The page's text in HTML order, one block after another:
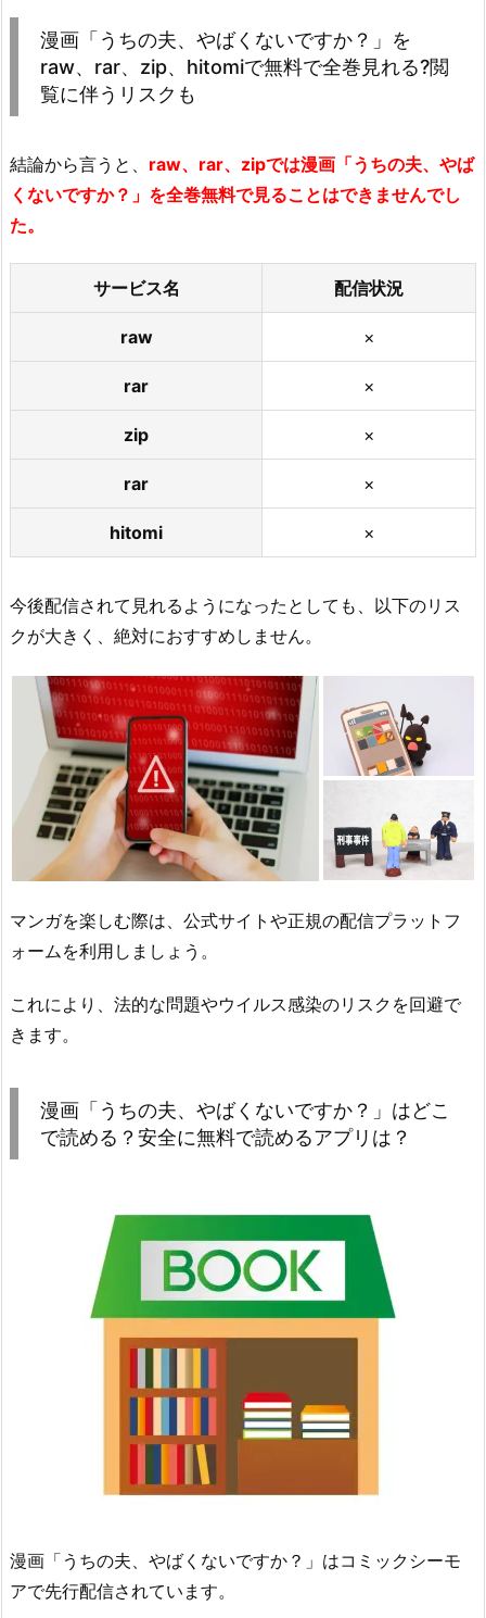
漫画「うちの夫、やばくないですか？」を
raw、rar、zip、hitomiで無料で全巻見れる?閲
覧に伴うリスクも
結論から言うと、 raw、rar、zipでは漫画「うちの夫、やば
くないですか？」を全巻無料で見ることはできませんでし
た。
サービス名 配信状況
raw ×
rar ×
zip ×
rar ×
hitomi ×
今後配信されて見れるようになったとしても、以下のリス
クが大きく、絶対におすすめしません。
マンガを楽しむ際は、公式サイトや正規の配信プラットフ
ォームを利用しましょう。
これにより、法的な問題やウイルス感染のリスクを回避で
きます。
漫画「うちの夫、やばくないですか？」はどこ
で読める？安全に無料で読めるアプリは？
漫画「うちの夫、やばくないですか？」はコミックシーモ
アで先行配信されています。